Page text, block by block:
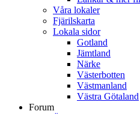
Våra lokaler
Fjärilskarta
Lokala sidor
Gotland
Jämtland
Närke
Västerbotten
Västmanland
Västra Götaland
Forum